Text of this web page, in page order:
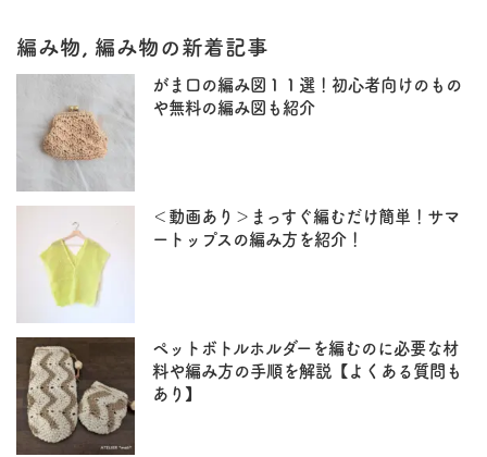
編み物, 編み物の新着記事
がま口の編み図１１選！初心者向けのもの
や無料の編み図も紹介
＜動画あり＞まっすぐ編むだけ簡単！サマ
ートップスの編み方を紹介！
ペットボトルホルダーを編むのに必要な材
料や編み方の手順を解説【よくある質問も
あり】